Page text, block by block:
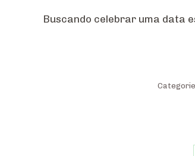
Buscando celebrar uma data